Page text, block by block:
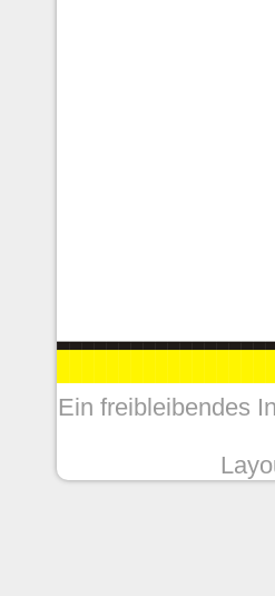
Ein freibleibendes